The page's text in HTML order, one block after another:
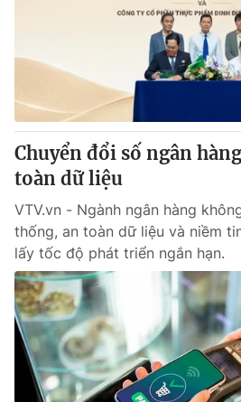
Câu chuyện quốc tế
Tài chính
Thị trường
Góc doanh nghiệp
Dữ liệu và đời sống
Truyền hình
Phim VTV
Hậu trường
Nhân vật
Khán giả
Giải sao mai
Giải trí
Điện ảnh
Âm nhạc
Sao
Đời sống
Du lịch
Làm đẹp
Chất lượng cuộc sống
Giáo dục
Tuyển sinh
Học trực tuyến
Công nghệ
Hitech Công nghệ tương lai
Giao lưu trực tuyến
Chuyển đổi số ngân
toàn dữ liệu
VTV.vn - Ngành ngân hàng
thống, an toàn dữ liệu và niềm
lấy tốc độ phát triển ngắn hạn.